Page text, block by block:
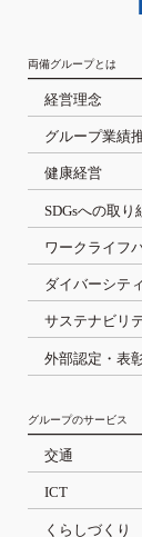
両備グループとは
経営理念
グループ業績
健康経営
SDGsへの取り
ワークライフ
ダイバーシテ
サステナビリ
外部認定・表
グループのサービス
交通
ICT
くらしづくり